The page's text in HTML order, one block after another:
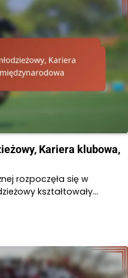
Kariera klubowa,
rozpoczęła się w
kształtowały…